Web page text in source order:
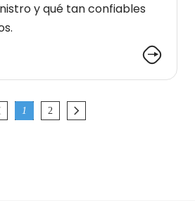
y qué tan confiables
1 2